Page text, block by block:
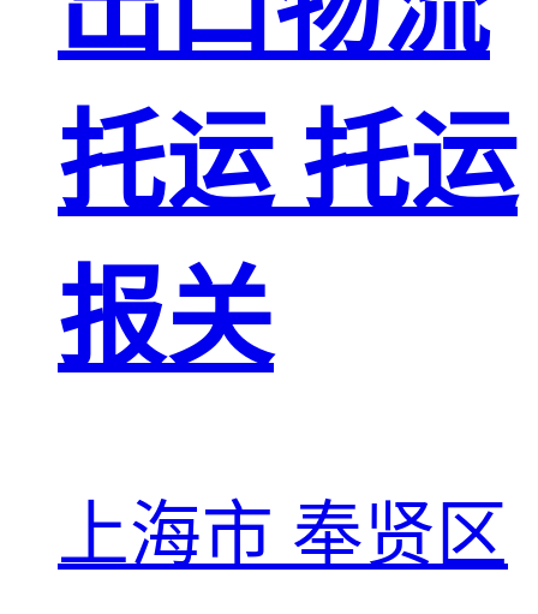
托运 托运
报关
上海市 奉贤区